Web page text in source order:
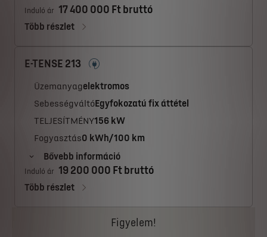
Induló ár 17 400 000 Ft bruttó
Több részlet
E-TENSE 213
Üzemanyagelektromos
SebességváltóEgyfokozatú fix áttétel
TELJESÍTMÉNY156 kW
Fogyasztás0 kWh/100 km
Bővebb információ
Induló ár 19 200 000 Ft bruttó
Több részlet
Figyelem!